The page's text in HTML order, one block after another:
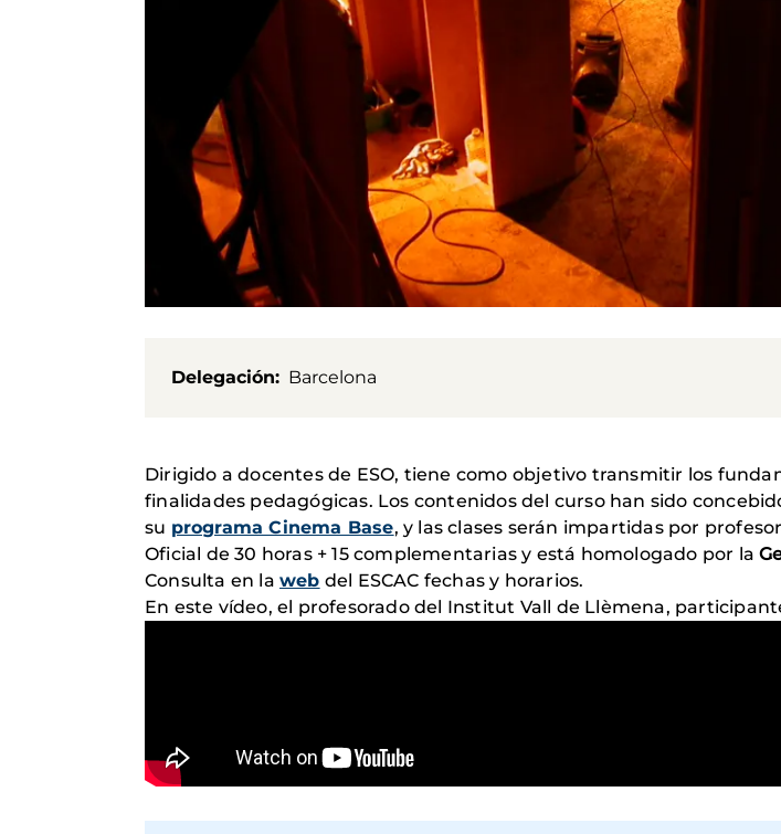
Delegación Barcelona
Dirigido a docentes de ESO, tiene como objetivo transmitir los
finalidades pedagógicas. Los contenidos del curso han sido
su programa Cinema Base, y las clases serán impartidas por
Oficial de 30 horas + 15 complementarias y está homologado por la
Consulta en la web del ESCAC fechas y horarios.
En este vídeo, el profesorado del Institut Vall de Llèmena,